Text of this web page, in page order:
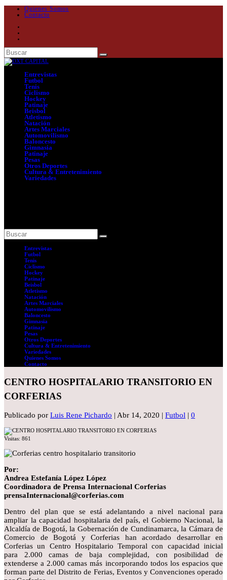
Quienes Somos
Contacto
Entrevistas
Futbol
Tenis
Ciclismo
Hockey
Patinaje
Beisbol
Atletismo
Natación
Artes Marciales
Automovilismo
Baloncesto
Gimnasia
Patinaje
Pesas
Otros Deportes
Cultura & Entretenimiento
Variedades
Entrevistas
Futbol
Tenis
Ciclismo
Hockey
Patinaje
Beisbol
Atletismo
Natación
Artes Marciales
Automovilismo
Baloncesto
Gimnasia
Patinaje
Pesas
Otros Deportes
Cultura & Entretenimiento
Variedades
Quienes Somos
Contacto
CENTRO HOSPITALARIO TRANSITORIO EN
CORFERIAS
Publicado por Luis Rene Pichardo | Abr 14, 2020 | Futbol | 0
Visitas: 861
Por:
Andrea Estefanía López López
Coordinadora de Prensa Internacional Corferias
prensaInternacional@corferias.com
Dentro del plan que se está adelantando a nivel nacional para
ampliar la capacidad hospitalaria del país, el Gobierno Nacional, la
Alcaldía de Bogotá, la Gobernación de Cundinamarca, la Cámara de
Comercio de Bogotá y Corferias han acordado desarrollar en
Corferias un Centro Hospitalario Temporal con capacidad inicial
para 2.000 camas de baja complejidad, con posibilidad de
extenderse a 2.000 camas más incorporando todos los espacios que
forman parte del Distrito de Ferias, Eventos y Convenciones operado